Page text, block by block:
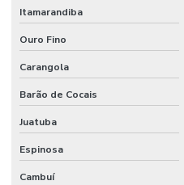
Itamarandiba
Ouro Fino
Carangola
Barão de Cocais
Juatuba
Espinosa
Cambuí